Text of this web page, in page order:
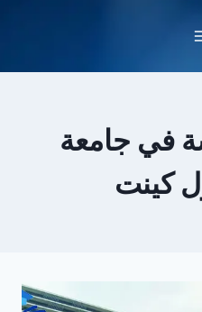
في جامعة
كينت